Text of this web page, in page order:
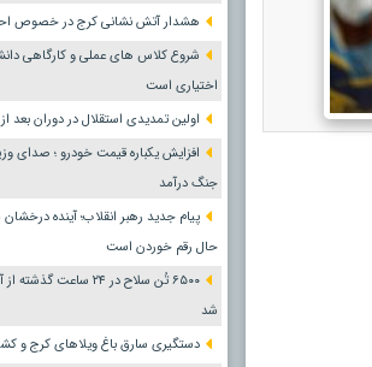
هشدار آتش نشانی کرج در خصوص
شروع کلاس های عملی و کارگاهی
اختیاری است
اولین تمدیدی استقلال در دوران
افزایش یکباره قیمت خودرو ؛ صدای
جنگ درآمد
پیام جدید رهبر انقلاب؛ آینده
حال رقم خوردن است
۶۵۰۰ تُن سلاح در ۲۴
شد
دستگیری سارق باغ ویلاهای کرج و کشف ۵۶ فقره